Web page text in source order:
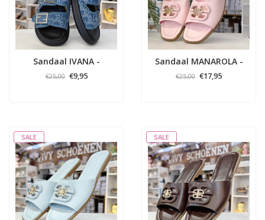
Sandaal IVANA -
Jeans/Blauw
€25,00 €9,95
Sandaal MANAROLA -
Roze
€25,00 €17,95
SALE SALE